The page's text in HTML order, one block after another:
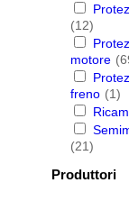
(12)
motore
freno (1)
(21)
Produttori